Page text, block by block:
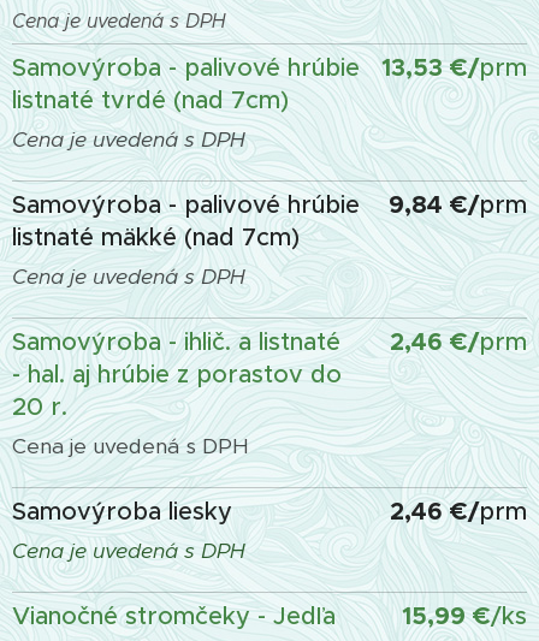
Cena je uvedená s DPH
Samovýroba - palivové hrúbie
listnaté tvrdé (nad 7cm)
Cena je uvedená s DPH
13,53 €/prm
Samovýroba - palivové hrúbie
listnaté mäkké (nad 7cm)
Cena je uvedená s DPH
9,84 €/prm
Samovýroba - ihlič. a listnaté
- hal. aj hrúbie z porastov do
20 r.
Cena je uvedená s DPH
2,46 €/prm
Samovýroba liesky
Cena je uvedená s DPH
2,46 €/prm
Vianočné stromčeky - Jedľa 15,99 €/ks